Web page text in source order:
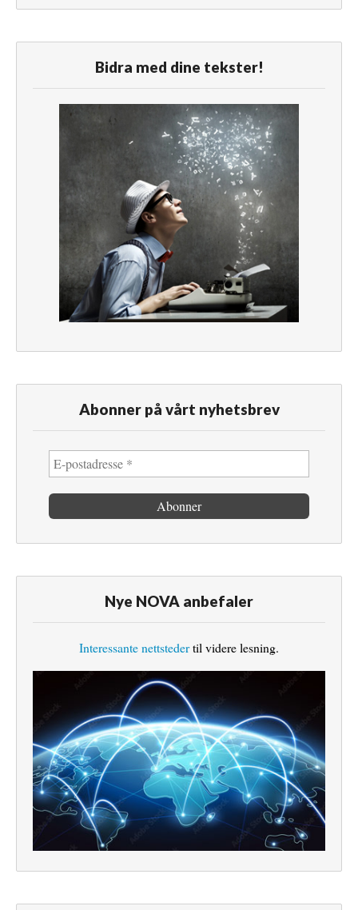
Bidra med dine tekster!
Abonner på vårt nyhetsbrev
Nye NOVA anbefaler
Interessante nettstedertil videre lesning.